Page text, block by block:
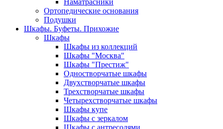
Наматрасники
Ортопедические основания
Подушки
Шкафы. Буфеты. Прихожие
Шкафы
Шкафы из коллекций
Шкафы "Москва"
Шкафы "Престиж"
Одностворчатые шкафы
Двухстворчатые шкафы
Трехстворчатые шкафы
Четырехстворчатые шкафы
Шкафы купе
Шкафы с зеркалом
Шкафы с антресолями